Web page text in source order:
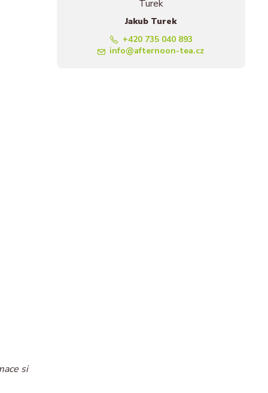
si
Jakub Turek
+420 735 040 893
info@afternoon-tea.cz